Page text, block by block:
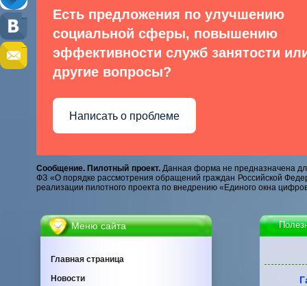
Есть предложения по улучшению
социальной сферы, повышению
эффективности служб занятости
другие вопросы?
Написать о проблеме
Сообщение. Пилотный проект.Данная форма не предназначена
ФЗ «О порядке рассмотрения обращений граждан Российской
реализации пилотного проекта по внедрению «Единого окна
Меню сайта
Главная страница
Новости